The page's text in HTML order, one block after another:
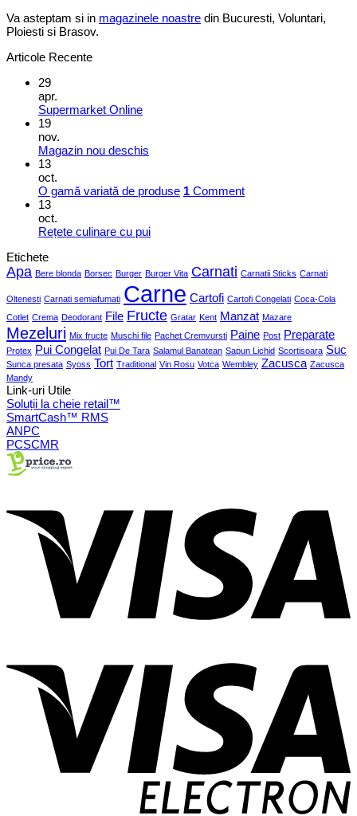
Va asteptam si in magazinele noastre din Bucuresti, Voluntari,
Ploiesti si Brasov.
Articole Recente
29
apr.
Supermarket Online
19
nov.
Magazin nou deschis
13
oct.
O gamă variată de produse 1 Comment
13
oct.
Rețete culinare cu pui
Etichete
Apa Bere blonda Borsec Burger Burger Vita Carnati Carnatii Sticks Carnati
Oltenesti Carnati semiafumati Carne Cartofi Cartofi Congelati Coca-Cola
Cotlet Crema Deodorant File Fructe Gratar Kent Manzat Mazare
Mezeluri Mix fructe Muschi file Pachet Cremvursti Paine Post Preparate
Protex Pui Congelat Pui De Tara Salamul Banatean Sapun Lichid Scortisoara Suc
Sunca presata Syoss Tort Traditional Vin Rosu Votca Wembley Zacusca Zacusca
Mandy
Link-uri Utile
Soluții la cheie retail™
SmartCash™ RMS
ANPC
PCSCMR